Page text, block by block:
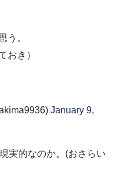
う。
おき）
January 9,
実的なのか。(おさらい